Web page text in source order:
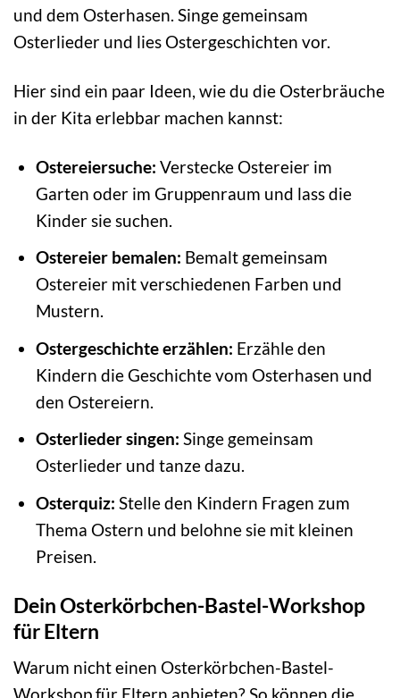
und dem Osterhasen. Singe gemeinsam
Osterlieder und lies Ostergeschichten vor.
Hier sind ein paar Ideen, wie du die Osterbräuche
in der Kita erlebbar machen kannst:
Ostereiersuche: Verstecke Ostereier im
Garten oder im Gruppenraum und lass die
Kinder sie suchen.
Ostereier bemalen: Bemalt gemeinsam
Ostereier mit verschiedenen Farben und
Mustern.
Ostergeschichte erzählen: Erzähle den
Kindern die Geschichte vom Osterhasen und
den Ostereiern.
Osterlieder singen: Singe gemeinsam
Osterlieder und tanze dazu.
Osterquiz: Stelle den Kindern Fragen zum
Thema Ostern und belohne sie mit kleinen
Preisen.
Dein Osterkörbchen-Bastel-Workshop
für Eltern
Warum nicht einen Osterkörbchen-Bastel-